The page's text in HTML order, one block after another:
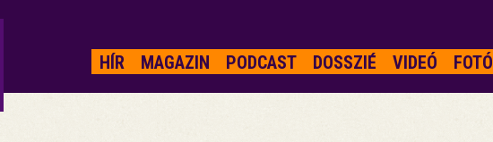
HÍR MAGAZIN PODCAST DOSSZIÉ VIDEÓ FOTÓ